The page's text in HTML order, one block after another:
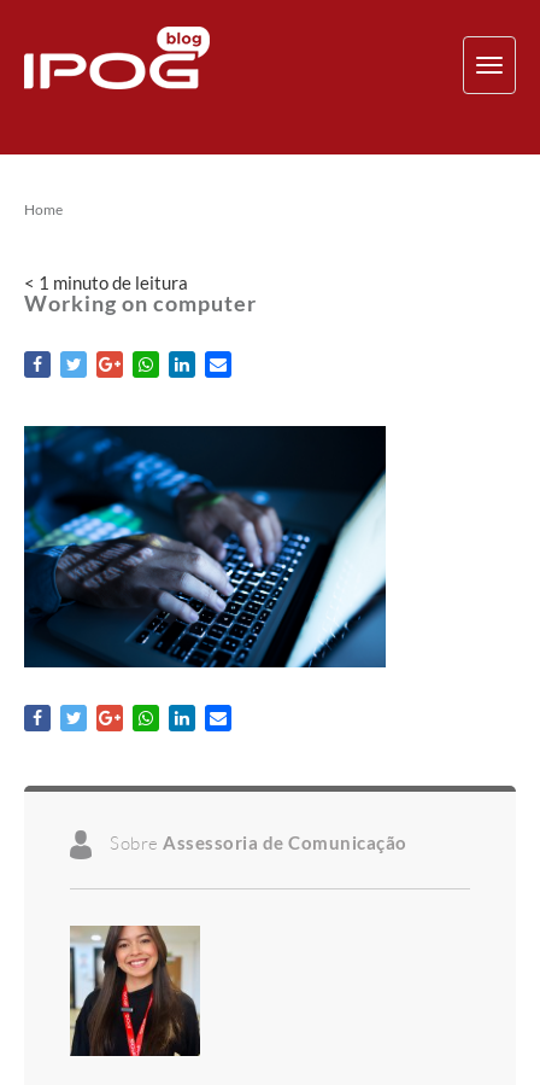
Home
< 1 minutode leitura
Working on computer
Sobre Assessoria de Comunicação